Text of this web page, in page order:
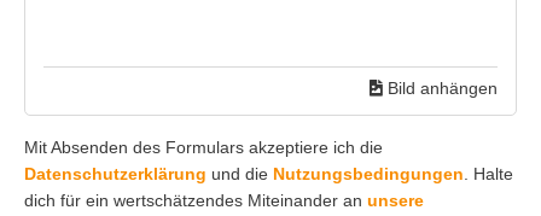
Bild anhängen
Mit Absenden des Formulars akzeptiere ich die
Datenschutzerklärung und die Nutzungsbedingungen . Halte
dich für ein wertschätzendes Miteinander an unsere